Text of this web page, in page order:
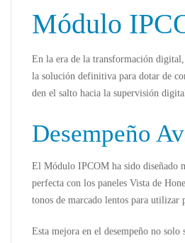
Módulo
En la era de la transformación digital,
la solución definitiva para dotar de
den el salto hacia la supervisión
Desempeño
El Módulo IPCOM ha sido diseñado
perfecta con los paneles Vista de
tonos de marcado lentos para utilizar
Esta mejora en el desempeño no